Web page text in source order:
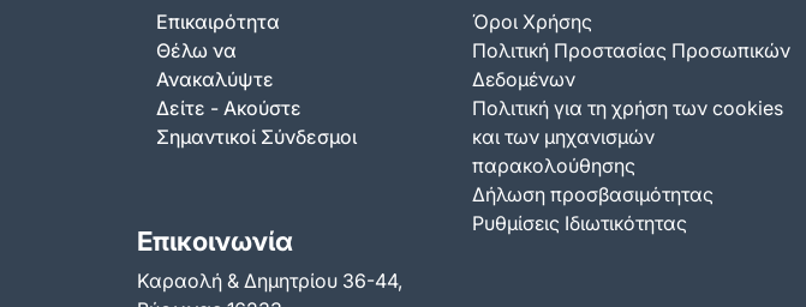
Επικαιρότητα
Θέλω να
Ανακαλύψτε
Δείτε - Ακούστε
Σημαντικοί Σύνδεσμοι
Επικοινωνία
Καραολή & Δημητρίου 36-44,
Όροι Χρήσης
Πολιτική Προστασίας Προσωπικών
Δεδομένων
Πολιτική για τη χρήση των cookies
και των μηχανισμών
παρακολούθησης
Δήλωση προσβασιμότητας
Ρυθμίσεις Ιδιωτικότητας